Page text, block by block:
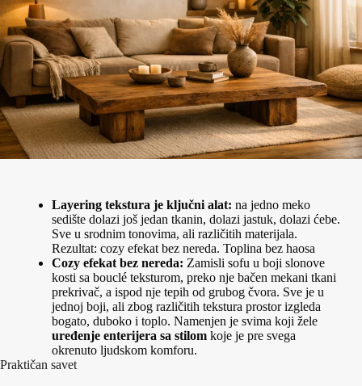
Layering tekstura je ključni alat: na jedno meko
sedište dolazi još jedan tkanin, dolazi jastuk, dolazi ćebe.
Sve u srodnim tonovima, ali različitih materijala.
Rezultat: cozy efekat bez nereda. Toplina bez haosa
Cozy efekat bez nereda: Zamisli sofu u boji slonove
kosti sa bouclé teksturom, preko nje bačen mekani tkani
prekrivač, a ispod nje tepih od grubog čvora. Sve je u
jednoj boji, ali zbog različitih tekstura prostor izgleda
bogato, duboko i toplo. Namenjen je svima koji žele
uređenje enterijera sa stilom koje je pre svega
okrenuto ljudskom komforu.
Praktičan savet